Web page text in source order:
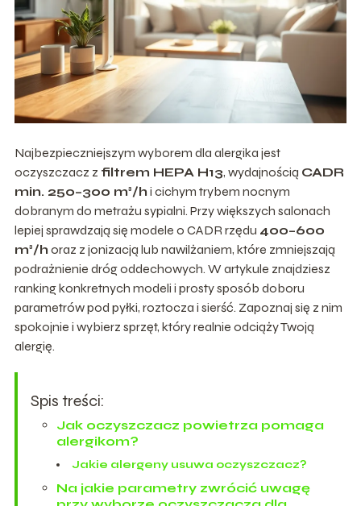
Najbezpieczniejszym wyborem dla alergika jest
oczyszczacz z filtrem HEPA H13, wydajnością CADR
min. 250–300 m³/h i cichym trybem nocnym
dobranym do metrażu sypialni. Przy większych salonach
lepiej sprawdzają się modele o CADR rzędu 400–600
m³/h oraz z jonizacją lub nawilżaniem, które zmniejszają
podrażnienie dróg oddechowych. W artykule znajdziesz
ranking konkretnych modeli i prosty sposób doboru
parametrów pod pyłki, roztocza i sierść. Zapoznaj się z nim
spokojnie i wybierz sprzęt, który realnie odciąży Twoją
alergię.
Spis treści:
Jak oczyszczacz powietrza pomaga
alergikom?
Jakie alergeny usuwa oczyszczacz?
Na jakie parametry zwrócić uwagę